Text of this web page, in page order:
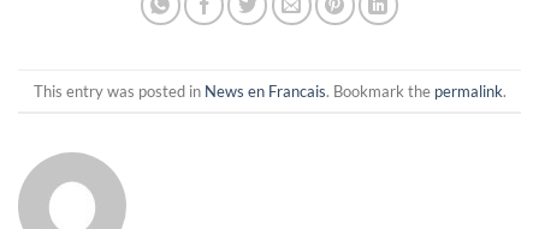
This entry was posted in News en Francais. Bookmark the permalink.